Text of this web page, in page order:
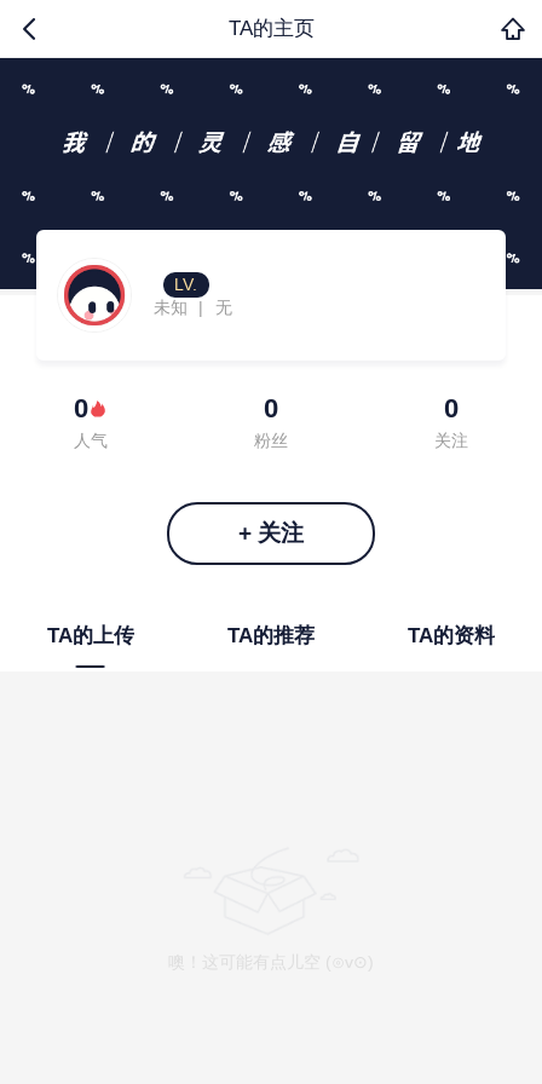
TA的主页
LV.
未知
| 无
0
人气
0
粉丝
0
关注
+ 关注
TA的上传 TA的推荐 TA的资料